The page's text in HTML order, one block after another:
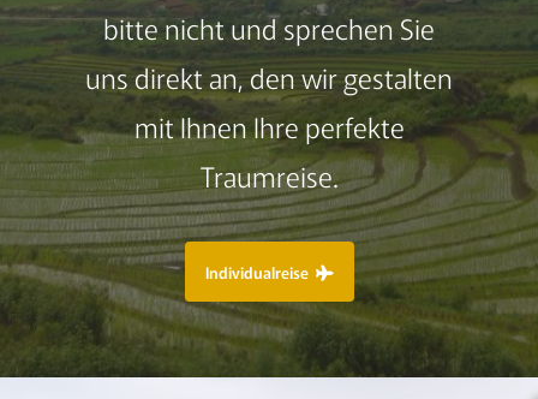
bitte nicht und sprechen Sie
uns direkt an, den wir gestalten
mit Ihnen Ihre perfekte
Traumreise.
Individualreise